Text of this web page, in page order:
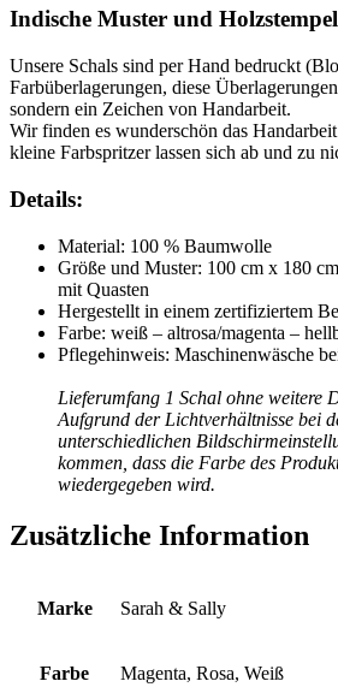
Indische Muster und
Unsere Schals sind per Hand bedruckt
Farbüberlagerungen, diese
sondern ein Zeichen von Handarbeit.
Wir finden es wunderschön das
kleine Farbspritzer lassen sich ab und zu
Details:
Material: 100 % Baumwolle
Größe und Muster: 100 cm x 180
mit Quasten
Hergestellt in einem zertifiziertem
Farbe: weiß – altrosa/magenta –
Pflegehinweis: Maschinenwäsche
Lieferumfang 1 Schal ohne weitere
Aufgrund der Lichtverhältnisse bei
unterschiedlichen
kommen, dass die Farbe des
wiedergegeben wird.
Zusätzliche Information
Marke Sarah & Sally
Farbe Magenta, Rosa, Weiß